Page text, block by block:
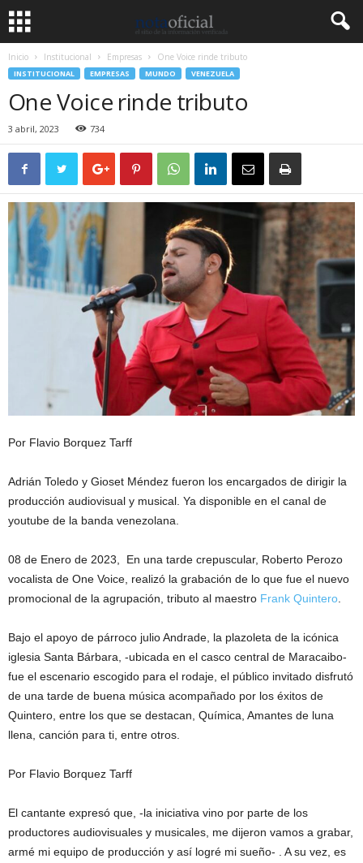
Inicio Institucional Empresas One Voice rinde tributo
INSTITUCIONAL EMPRESAS MUNDO VENEZUELA
One Voice rinde tributo
3 abril, 2023 734
Por Flavio Borquez Tarff
Adrián Toledo y Gioset Méndez fueron los encargados de dirigir la
producción audiovisual y musical. Ya disponible en el canal de
youtube de la banda venezolana.
08 de Enero de 2023, En una tarde crepuscular, Roberto Perozo
vocalista de One Voice, realizó la grabación de lo que fue el nuevo
promocional de la agrupación, tributo al maestro Frank Quintero.
Bajo el apoyo de párroco julio Andrade, la plazoleta de la icónica
iglesia Santa Bárbara, -ubicada en el casco central de Maracaibo-
fue el escenario escogido para el rodaje, el público invitado disfrutó
de una tarde de buena música acompañado por los éxitos de
Quintero, entre los que se destacan, Química, Amantes de luna
llena, canción para ti, entre otros.
Por Flavio Borquez Tarff
El cantante expresó que, -la iniciativa vino por parte de los
productores audiovisuales y musicales, me dijeron vamos a grabar,
armé mi equipo de producción y así logré mi sueño- . A su vez, es